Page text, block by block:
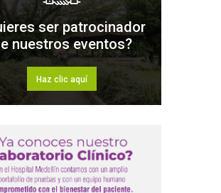
ser patrocinador
nuestros eventos?
Haz clic aquí